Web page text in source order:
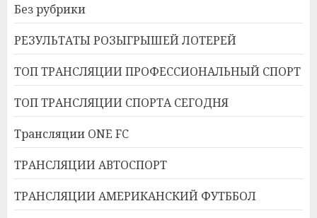
Без рубрики
РЕЗУЛЬТАТЫ РОЗЫГРЫШЕЙ ЛОТЕРЕЙ
ТОП ТРАНСЛЯЦИИ ПРОФЕССИОНАЛЬНЫЙ СПОРТ
ТОП ТРАНСЛЯЦИИ СПОРТА СЕГОДНЯ
Трансляции ONE FC
ТРАНСЛЯЦИИ АВТОСПОРТ
ТРАНСЛЯЦИИ АМЕРИКАНСКИЙ ФУТББОЛ